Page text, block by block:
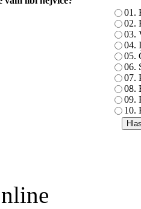
01.
02.
03.
04.
05.
06.
07.
08.
09.
10.